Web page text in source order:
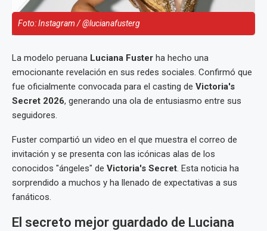
Foto: Instagram / @lucianafusterg
La modelo peruana Luciana Fuster ha hecho una
emocionante revelación en sus redes sociales. Confirmó que
fue oficialmente convocada para el casting de Victoria's
Secret 2026, generando una ola de entusiasmo entre sus
seguidores.
Fuster compartió un video en el que muestra el correo de
invitación y se presenta con las icónicas alas de los
conocidos "ángeles" de Victoria's Secret. Esta noticia ha
sorprendido a muchos y ha llenado de expectativas a sus
fanáticos.
El secreto mejor guardado de Luciana